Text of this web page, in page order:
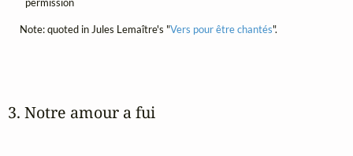
Note: quoted in Jules Lemaître's "Vers pour être chantés".
3. Notre amour a fui